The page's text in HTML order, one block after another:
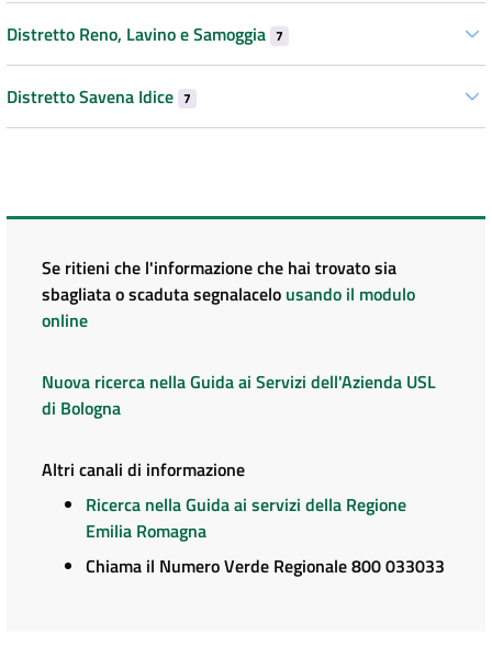
Distretto Reno, Lavino e Samoggia 7
Distretto Savena Idice 7
Se ritieni che l'informazione che hai trovato sia
sbagliata o scaduta segnalacelo usando il modulo
online
Nuova ricerca nella Guida ai Servizi dell'Azienda USL
di Bologna
Altri canali di informazione
Ricerca nella Guida ai servizi della Regione
Emilia Romagna
Chiama il Numero Verde Regionale 800 033033